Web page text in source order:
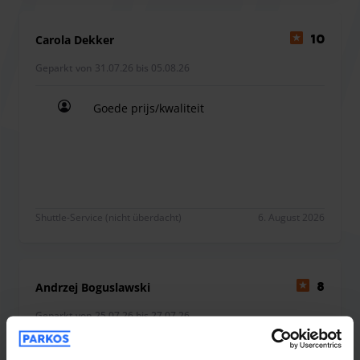
Carola Dekker 10
Geparkt von 31.07.26 bis 05.08.26
Goede prijs/kwaliteit
Shuttle-Service (nicht überdacht) 6. August 2026
Andrzej Boguslawski 8
Geparkt von 25.07.26 bis 27.07.26